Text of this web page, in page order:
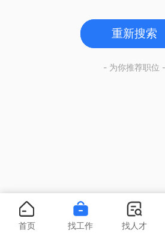
重新搜索
- 为你推荐职位 -
首页 找工作 找人才